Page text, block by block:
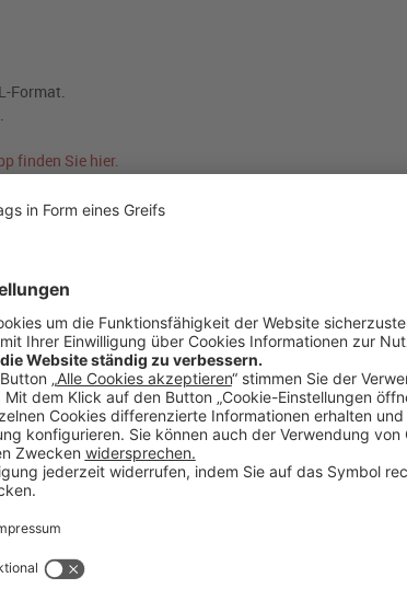
Format.
finden Sie hier.
Dieser informiert Sie pünktlich zum
mit Abstracts der Aufsätze und den amtlichen Leitsätzen
. Ideal für den schnellen Überblick auf dem